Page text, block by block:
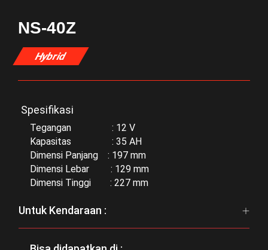
NS-40Z
Hybrid
Spesifikasi
Tegangan : 12 V
Kapasitas : 35 AH
Dimensi Panjang : 197 mm
Dimensi Lebar : 129 mm
Dimensi Tinggi : 227 mm
Untuk Kendaraan :